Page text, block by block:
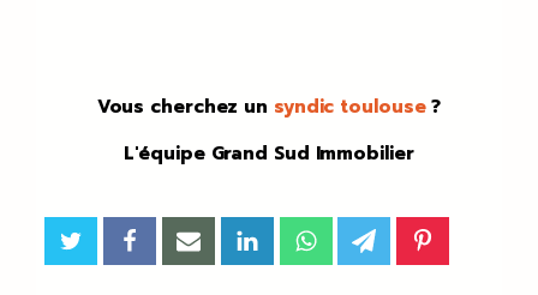
Vous cherchez un syndic toulouse?
L'équipe Grand Sud Immobilier